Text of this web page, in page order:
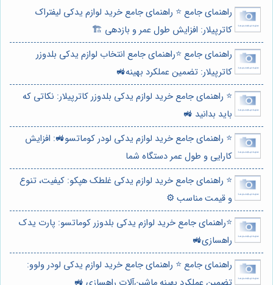
راهنمای جامع ⭐️ راهنمای جامع خرید لوازم یدکی لیفتراک
کاترپیلار: افزایش طول عمر و بازدهی 🏗️
راهنمای جامع ⭐️راهنمای جامع انتخاب لوازم یدکی بلدوزر
کاترپیلار: تضمین عملکرد بهینه🚜
⭐️ راهنمای جامع خرید لوازم یدکی بلدوزر کاترپیلار: نکاتی که
باید بدانید 🚜
⭐️ راهنمای جامع خرید لوازم یدکی لودر کوماتسو🚜: افزایش
کارایی و طول عمر دستگاه شما
⭐️ راهنمای جامع خرید لوازم یدکی غلطک هپکو: کیفیت، تنوع
و قیمت مناسب ⚙️
⭐️راهنمای جامع خرید لوازم یدکی بلدوزر کوماتسو: پارت یدک
راهسازی🚜
راهنمای جامع ⭐️ راهنمای جامع خرید لوازم یدکی لودر ولوو: